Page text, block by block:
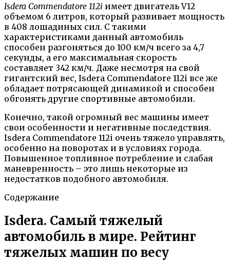
Isdera Commendatore 112i имеет двигатель V12
объемом 6 литров, который развивает мощность
в 408 лошадиных сил. С такими
характеристиками данный автомобиль
способен разгоняться до 100 км/ч всего за 4,7
секунды, а его максимальная скорость
составляет 342 км/ч. Даже несмотря на свой
гигантский вес, Isdera Commendatore 112i все же
обладает потрясающей динамикой и способен
обгонять другие спортивные автомобили.
Конечно, такой огромный вес машины имеет
свои особенности и негативные последствия.
Isdera Commendatore 112i очень тяжело управлять,
особенно на поворотах и в условиях города.
Повышенное топливное потребление и слабая
маневренность – это лишь некоторые из
недостатков подобного автомобиля.
Содержание
Isdera. Самый тяжелый
автомобиль в мире. Рейтинг
тяжелых машин по весу